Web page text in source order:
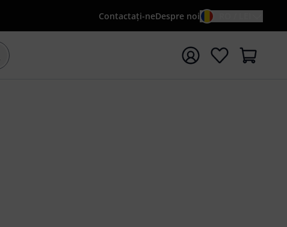
Contactaţi-neDespre noi
căutarea cu termenul de căutare {searchTerm}